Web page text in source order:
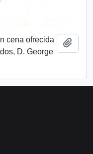
cena ofrecida
D. George